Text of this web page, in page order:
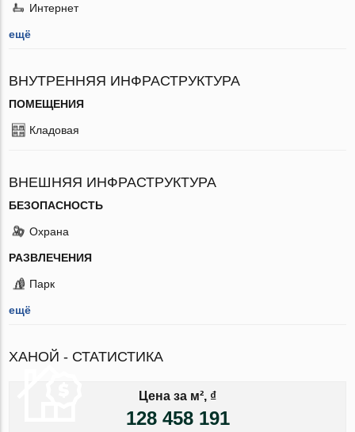
Интернет
ещё
ВНУТРЕННЯЯ ИНФРАСТРУКТУРА
ПОМЕЩЕНИЯ
Кладовая
ВНЕШНЯЯ ИНФРАСТРУКТУРА
БЕЗОПАСНОСТЬ
Охрана
РАЗВЛЕЧЕНИЯ
Парк
ещё
ХАНОЙ - СТАТИСТИКА
Цена за м², ₫
128 458 191